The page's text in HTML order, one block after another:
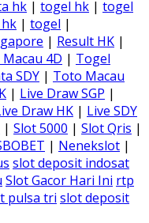
hk | togel hk | togel
| togel |
| Result HK |
4D | Togel
SDY | Toto Macau
| Live Draw SGP |
Draw HK | Live SDY
| Slot 5000 | Slot Qris |
| Nenekslot |
slot deposit indosat
Slot Gacor Hari Ini rtp
pulsa tri slot deposit